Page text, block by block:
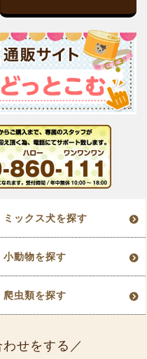
ミックス犬を探す
小動物を探す
爬虫類を探す
せをする